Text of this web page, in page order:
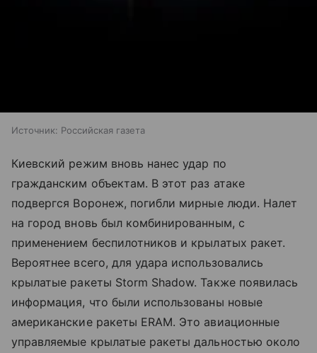
Источник: Российская газета
Киевский режим вновь нанес удар по
гражданским объектам. В этот раз атаке
подвергся Воронеж, погибли мирные люди. Налет
на город вновь был комбинированным, с
применением беспилотников и крылатых ракет.
Вероятнее всего, для удара использовались
крылатые ракеты Storm Shadow. Также появилась
информация, что были использованы новые
американские ракеты ERAM. Это авиационные
управляемые крылатые ракеты дальностью около